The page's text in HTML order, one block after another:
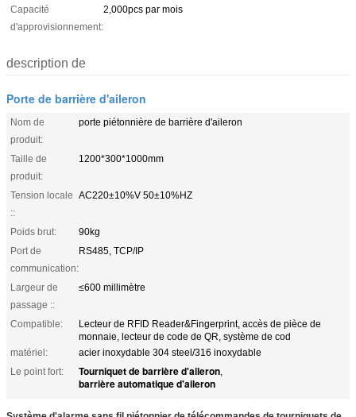
Capacité
d'approvisionnement:
2,000pcs par mois
description de
Porte de barrière d'aileron
Nom de
produit:
porte piétonnière de barrière d'aileron
Taille de
produit:
1200*300*1000mm
Tension locale
::
AC220±10%V 50±10%HZ
Poids brut:
90kg
Port de
communication:
RS485, TCP/IP
Largeur de
passage ::
≤600 millimètre
Compatible:
Lecteur de RFID Reader&Fingerprint, accès de pièce de
monnaie, lecteur de code de QR, système de cod
matériel:
acier inoxydable 304 steel/316 inoxydable
Le point fort:
Tourniquet de barrière d'aileron,
barrière automatique d'aileron